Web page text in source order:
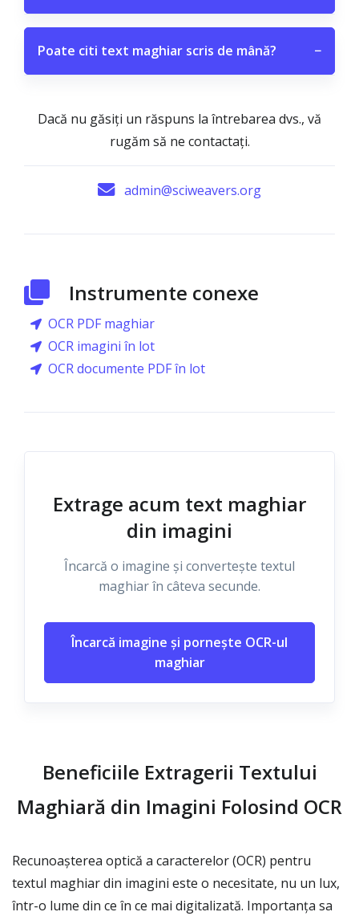
Poate citi text maghiar scris de mână? −
Dacă nu găsiți un răspuns la întrebarea dvs., vă
rugăm să ne contactați.
admin@sciweavers.org
Instrumente conexe
OCR PDF maghiar
OCR imagini în lot
OCR documente PDF în lot
Extrage acum text maghiar
din imagini
Încarcă o imagine și convertește textul
maghiar în câteva secunde.
Încarcă imagine și pornește OCR-ul
maghiar
Beneficiile Extragerii Textului
Maghiară din Imagini Folosind OCR
Recunoașterea optică a caracterelor (OCR) pentru
textul maghiar din imagini este o necesitate, nu un lux,
într-o lume din ce în ce mai digitalizată. Importanța sa